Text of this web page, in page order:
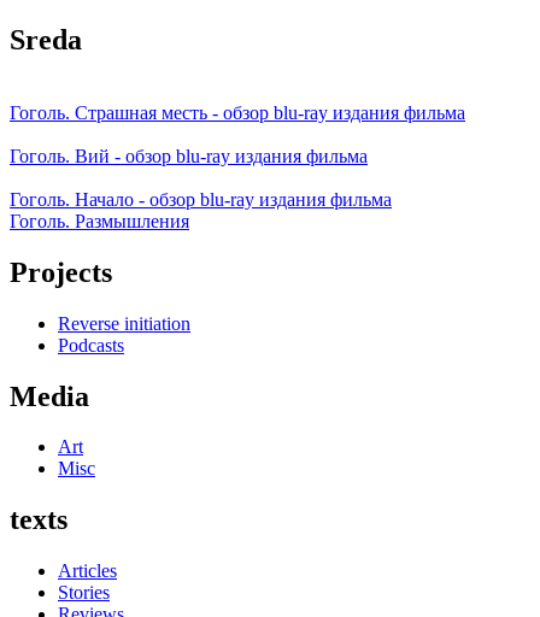
Sreda
Гоголь. Страшная месть - обзор blu-ray издания фильма
Гоголь. Вий - обзор blu-ray издания фильма
Гоголь. Начало - обзор blu-ray издания фильма
Гоголь. Размышления
Projects
Reverse initiation
Podcasts
Media
Art
Misc
texts
Articles
Stories